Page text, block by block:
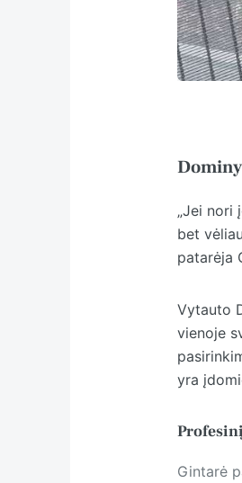
„Jei nori
bet
patarėja
Vytauto
vienoje
yra
Gintarė